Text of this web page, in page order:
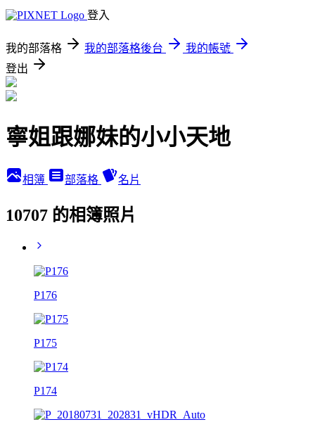
登入
我的部落格 我的部落格後台
我的帳號
登出
寧姐跟娜妹的小小天地
相簿 部落格 名片
10707 的相簿照片
P176
P175
P174